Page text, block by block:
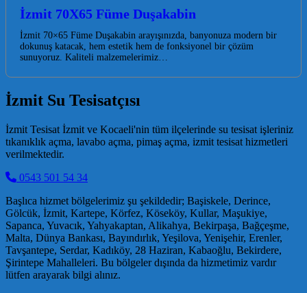
İzmit 70X65 Füme Duşakabin
İzmit 70×65 Füme Duşakabin arayışınızda, banyonuza modern bir
dokunuş katacak, hem estetik hem de fonksiyonel bir çözüm
sunuyoruz. Kaliteli malzemelerimiz…
İzmit Su Tesisatçısı
İzmit Tesisat İzmit ve Kocaeli'nin tüm ilçelerinde su tesisat işleriniz
tıkanıklık açma, lavabo açma, pimaş açma, izmit tesisat hizmetleri
verilmektedir.
0543 501 54 34
Başlıca hizmet bölgelerimiz şu şekildedir; Başiskele, Derince,
Gölcük, İzmit, Kartepe, Körfez, Köseköy, Kullar, Maşukiye,
Sapanca, Yuvacık, Yahyakaptan, Alikahya, Bekirpaşa, Bağçeşme,
Malta, Dünya Bankası, Bayındırlık, Yeşilova, Yenişehir, Erenler,
Tavşantepe, Serdar, Kadıköy, 28 Haziran, Kabaoğlu, Bekirdere,
Şirintepe Mahalleleri. Bu bölgeler dışında da hizmetimiz vardır
lütfen arayarak bilgi alınız.